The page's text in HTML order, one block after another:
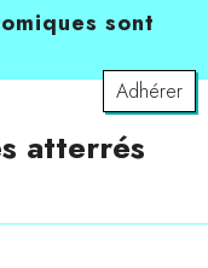
sont
Adhérer
atterrés